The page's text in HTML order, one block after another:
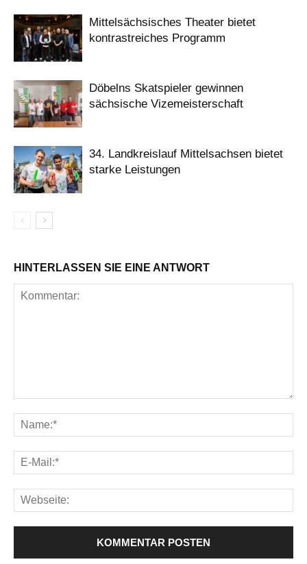
Mittelsächsisches Theater bietet
kontrastreiches Programm
Döbelns Skatspieler gewinnen
sächsische Vizemeisterschaft
34. Landkreislauf Mittelsachsen bietet
starke Leistungen
HINTERLASSEN SIE EINE ANTWORT